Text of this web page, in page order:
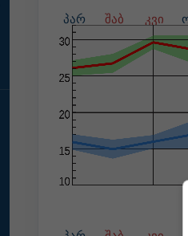
პარ
შაბ კვი